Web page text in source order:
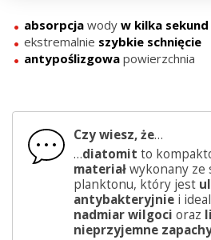
absorpcja wody w kilka sekund
ekstremalnie szybkie schnięcie
antypoślizgowa powierzchnia
Czy wiesz, że…
…diatomit to
materiałwykonany ze
planktonu, który jest
antybakteryjniei
nadmiar wilgoci oraz
nieprzyjemne